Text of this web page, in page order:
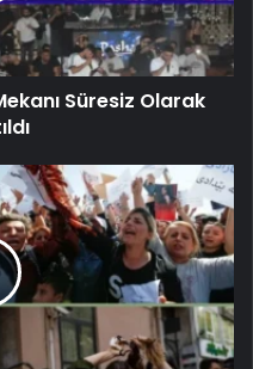
Süresiz Olarak